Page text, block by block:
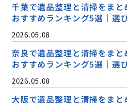
千葉で遺品整理と清掃をま
おすすめランキング5選｜選
2026.05.08
奈良で遺品整理と清掃をま
おすすめランキング5選｜選
2026.05.08
大阪で遺品整理と清掃をま